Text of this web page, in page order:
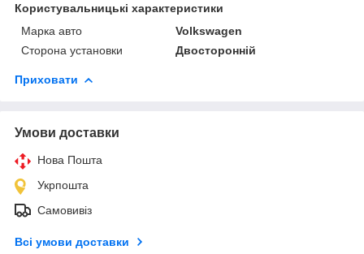
Користувальницькі характеристики
Марка авто
Volkswagen
Сторона установки
Двосторонній
Приховати
Умови доставки
Нова Пошта
Укрпошта
Самовивіз
Всі умови доставки